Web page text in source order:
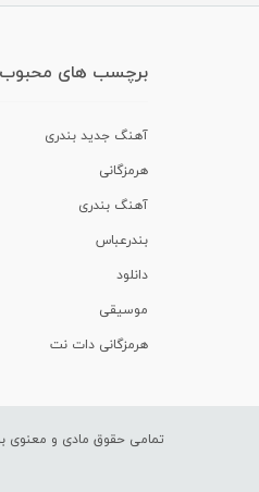
برچسب های محبوب
آهنگ جدید بندری
هرمزگانی
آهنگ بندری
بندرعباس
دانلود
موسیقی
هرمزگانی دات نت
تمامی حقوق مادی و معنوی